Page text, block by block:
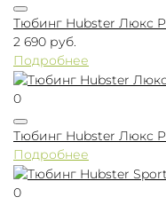
Тюбинг Hubster Люкс
2 690 руб.
Подробнее
0
Тюбинг Hubster Люкс
Подробнее
0